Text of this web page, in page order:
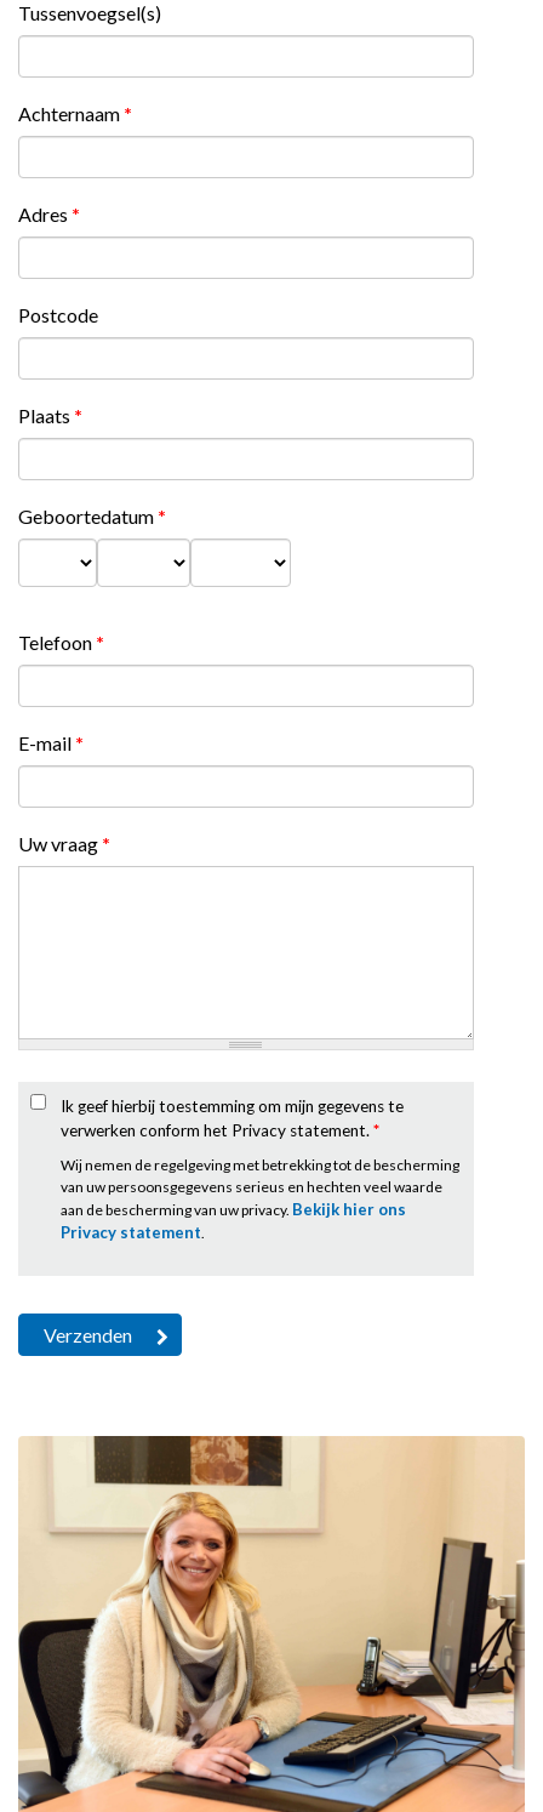
Tussenvoegsel(s)
Achternaam *
Adres *
Postcode
Plaats *
Geboortedatum *
Telefoon *
E-mail *
Uw vraag *
Ik geef hierbij toestemming om mijn gegevens te
verwerken conform het Privacy statement.*
Wij nemen de regelgeving met betrekking tot de bescherming
van uw persoonsgegevens serieus en hechten veel waarde
aan de bescherming van uw privacy. Bekijk hier ons
Privacy statement.